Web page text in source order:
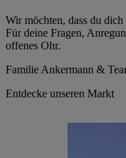
Wir möchten, dass du
Für deine Fragen,
offenes Ohr.
Familie Ankermann &
Entdecke unseren Markt